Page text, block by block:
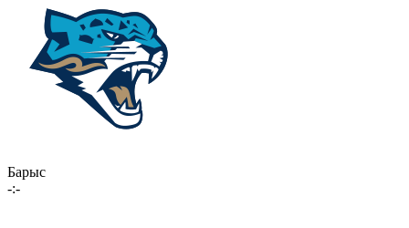
Барыс
-:-